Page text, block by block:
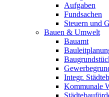
Aufgaben
Fundsachen
Steuern und
Bauen & Umwelt
Bauamt
Integr.
Kommunale